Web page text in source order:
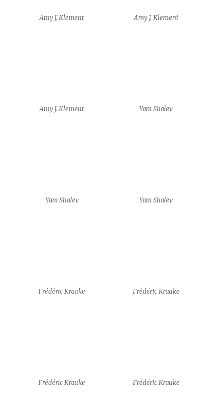
Yam Shalev Yam Shalev
Frédéric Krauke Frédéric Krauke
Frédéric Krauke Frédéric Krauke
Frédéric Krauke Frédéric Krauke
Frédéric Krauke Frédéric Krauke